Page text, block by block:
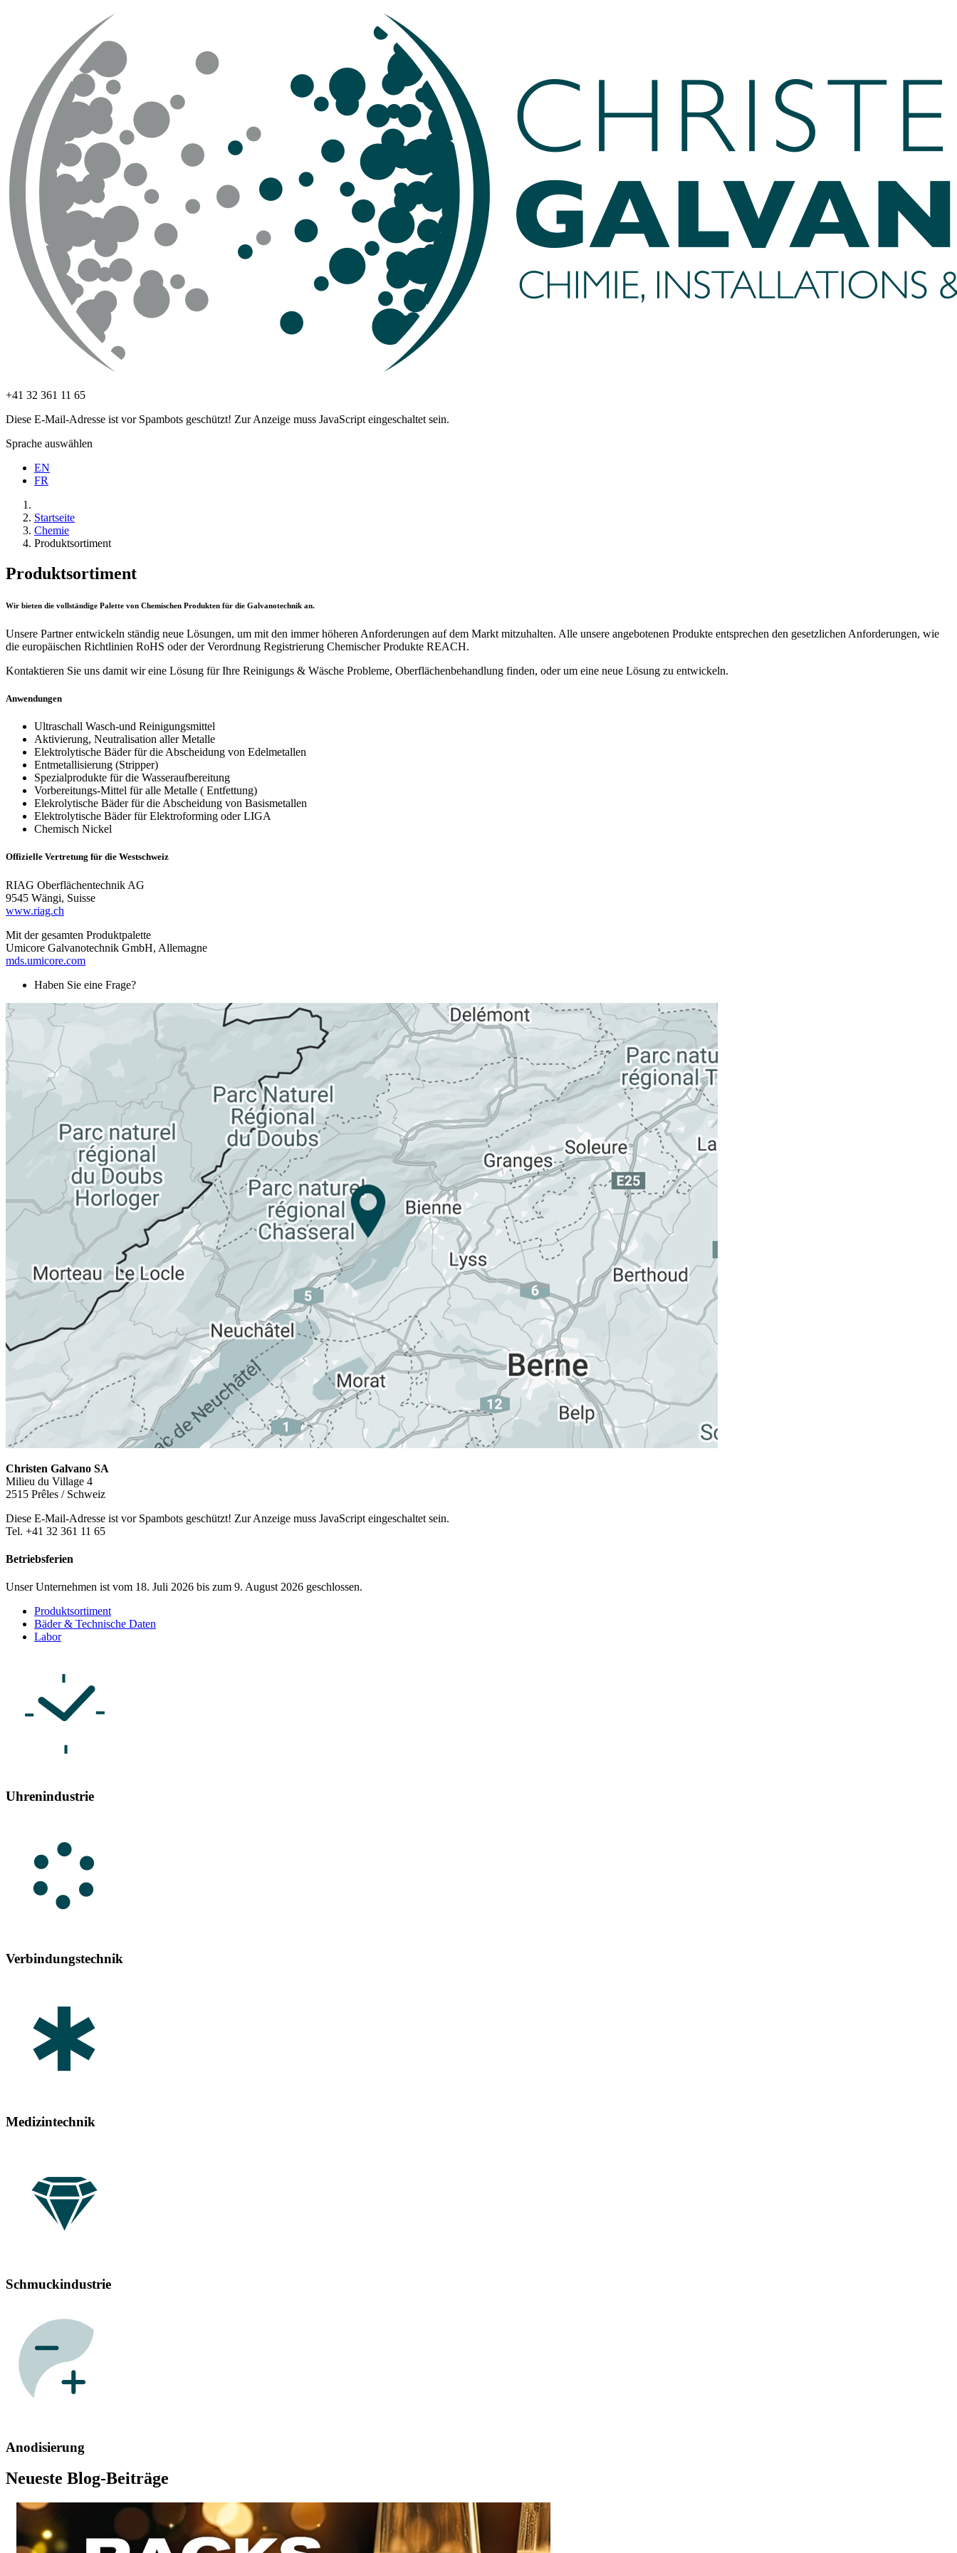
+41 32 361 11 65
Diese E-Mail-Adresse ist vor Spambots geschützt! Zur Anzeige muss JavaScript eingeschaltet sein.
Sprache auswählen
EN
FR
Startseite
Chemie
Produktsortiment
Produktsortiment
Wir bieten die vollständige Palette von Chemischen Produkten für die Galvanotechnik an.
Unsere Partner entwickeln ständig neue Lösungen, um mit den immer höheren Anforderungen auf dem Markt mitzuhalten. Alle unsere angebotenen Produkte entsprechen den gesetzlichen Anforderungen, wie
die europäischen Richtlinien RoHS oder der Verordnung Registrierung Chemischer Produkte REACH.
Kontaktieren Sie uns damit wir eine Lösung für Ihre Reinigungs & Wäsche Probleme, Oberflächenbehandlung finden, oder um eine neue Lösung zu entwickeln.
Anwendungen
Ultraschall Wasch-und Reinigungsmittel
Aktivierung, Neutralisation aller Metalle
Elektrolytische Bäder für die Abscheidung von Edelmetallen
Entmetallisierung (Stripper)
Spezialprodukte für die Wasseraufbereitung
Vorbereitungs-Mittel für alle Metalle ( Entfettung)
Elekrolytische Bäder für die Abscheidung von Basismetallen
Elektrolytische Bäder für Elektroforming oder LIGA
Chemisch Nickel
Offizielle Vertretung für die Westschweiz
RIAG Oberflächentechnik AG
9545 Wängi, Suisse
www.riag.ch
Mit der gesamten Produktpalette
Umicore Galvanotechnik GmbH, Allemagne
mds.umicore.com
Haben Sie eine Frage?
Christen Galvano SA
Milieu du Village 4
2515 Prêles / Schweiz
Diese E-Mail-Adresse ist vor Spambots geschützt! Zur Anzeige muss JavaScript eingeschaltet sein.
Tel. +41 32 361 11 65
Betriebsferien
Unser Unternehmen ist vom 18. Juli 2026 bis zum 9. August 2026 geschlossen.
Produktsortiment
Bäder & Technische Daten
Labor
Uhrenindustrie
Verbindungstechnik
Medizintechnik
Schmuckindustrie
Anodisierung
Neueste Blog-Beiträge